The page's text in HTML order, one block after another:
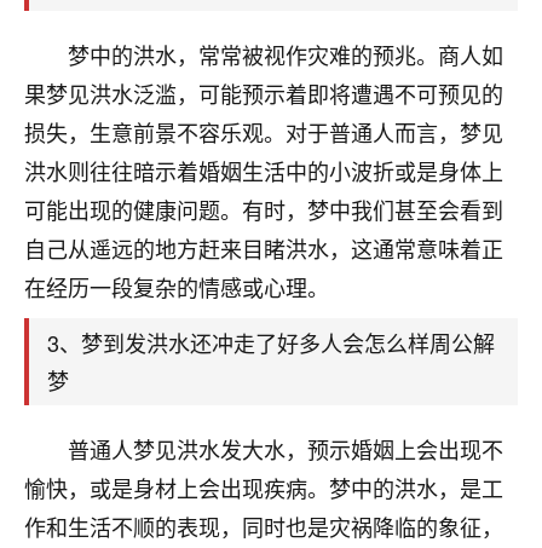
梦中的洪水，常常被视作灾难的预兆。商人如
果梦见洪水泛滥，可能预示着即将遭遇不可预见的
损失，生意前景不容乐观。对于普通人而言，梦见
洪水则往往暗示着婚姻生活中的小波折或是身体上
可能出现的健康问题。有时，梦中我们甚至会看到
自己从遥远的地方赶来目睹洪水，这通常意味着正
在经历一段复杂的情感或心理。
3、梦到发洪水还冲走了好多人会怎么样周公解
梦
普通人梦见洪水发大水，预示婚姻上会出现不
愉快，或是身材上会出现疾病。梦中的洪水，是工
作和生活不顺的表现，同时也是灾祸降临的象征，
心若莲花
我是做餐饮的，这两年，生意屡屡受挫，店开一家关
一家，要么生意不好，生意好的就出事。前些年攒的
家底快败光了，真是倒霉！我也想找人看看到底怎么
回事？
鹿森：你可以找老师看看，人有时不服命不行
啊！
太阳当空赵：我也做餐饮的，生意不算大，但
是我从找店开始都是找慧来老师跟进的，选
址、风水、还有开业日子，哪哪都看了，虽然
2小时前 来自海南
梦醒时分